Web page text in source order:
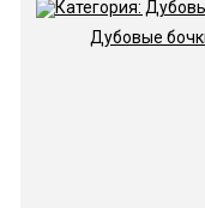
Дубовые